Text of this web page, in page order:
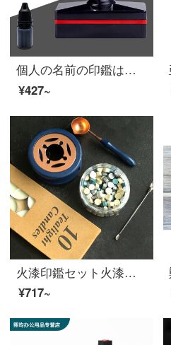
個人の名前の印鑑は手書きで署名して捺印します。個性的なサインを書いて、自分の名前の印鑑を書いてください。×40 mm
¥427~
火漆印鑑セット火漆小溶炉火漆印鑑セット火漆さじ封筒封口火漆蝋粒星空ハンドル手帐印鑑静谧北欧ワックスセット14点セット
¥717~